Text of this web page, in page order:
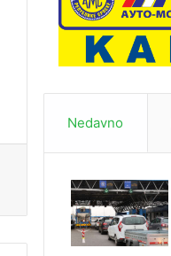
Nedavno